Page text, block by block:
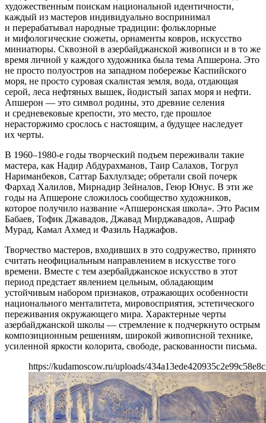
художественным поискам национальной идентичности,
каждый из мастеров индивидуально воспринимал
и перерабатывал народные традиции: фольклорные
и мифологические сюжеты, орнаменты ковров, искусство
миниатюры. Сквозной в азербайджанской живописи и в то же
время личной у каждого художника была тема Апшерона. Это
не просто полуостров на западном побережье Каспийского
моря, не просто суровая скалистая земля, вода, отдающая
серой, леса нефтяных вышек, йодистый запах моря и нефти.
Апшерон — это символ родины, это древние селения
и средневековые крепости, это место, где прошлое
нерасторжимо срослось с настоящим, а будущее наследует
их черты.
В 1960–1980-е годы творческий подъем переживали такие
мастера, как Надир Абдурахманов, Таир Салахов, Тогрул
Нариманбеков, Саттар Бахлулзаде; обретали свой почерк
Фархад Халилов, Мирнадир Зейналов, Геюр Юнус. В эти же
годы на Апшероне сложилось сообщество художников,
которое получило название «Апшеронская школа». Это Расим
Бабаев, Тофик Джавадов, Джавад Мирджавадов, Ашраф
Мурад, Камал Ахмед и Фазиль Наджафов.
Творчество мастеров, входивших в это содружество, принято
считать неофициальным направлением в искусстве того
времени. Вместе с тем азербайджанское искусство в этот
период предстает явлением цельным, обладающим
устойчивым набором признаков, отражающих особенности
национального менталитета, мировосприятия, эстетического
переживания окружающего мира. Характерные черты
азербайджанской школы — стремление к подчеркнуто острым
композиционным решениям, широкой живописной технике,
усиленной яркости колорита, свободе, раскованности письма.
https://kudamoscow.ru/uploads/